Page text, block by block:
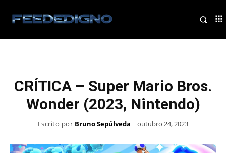
CRÍTICA – Super Mario Bros.
Wonder (2023, Nintendo)
Escrito por Bruno Sepúlveda outubro 24, 2023